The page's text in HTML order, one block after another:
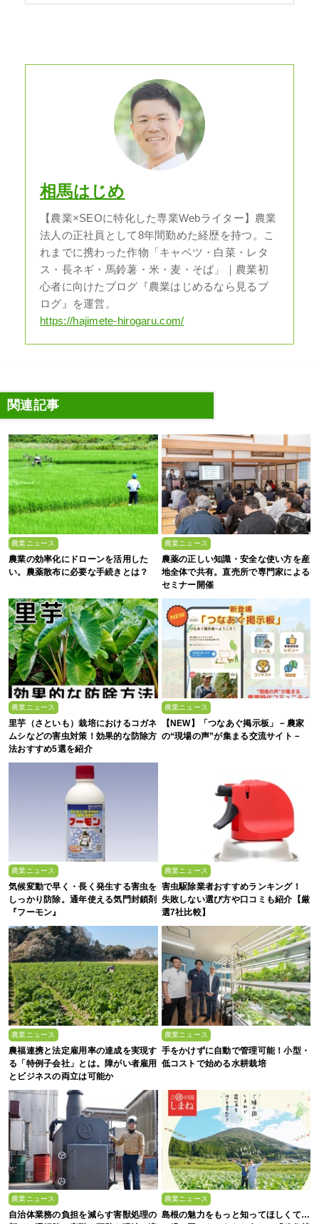
相馬はじめ
【農業×SEOに特化した専業Webライター】農業
法人の正社員として8年間勤めた経歴を持つ。こ
れまでに携わった作物「キャベツ・白菜・レタ
ス・長ネギ・馬鈴薯・米・麦・そば」｜農業初
心者に向けたブログ『農業はじめるなら見るブ
ログ』を運営。
https://hajimete-hirogaru.com/
関連記事
農業ニュース
農業の効率化にドローンを活用した
い。農薬散布に必要な手続きとは？
農業ニュース
農薬の正しい知識・安全な使い方を産
地全体で共有。直売所で専門家による
セミナー開催
農業ニュース
里芋（さといも）栽培におけるコガネ
ムシなどの害虫対策！効果的な防除方
法おすすめ5選を紹介
農業ニュース
【NEW】「つなあぐ掲示板」－農家
の“現場の声”が集まる交流サイト－
農業ニュース
気候変動で早く・長く発生する害虫を
しっかり防除。通年使える気門封鎖剤
『フーモン』
農業ニュース
害虫駆除業者おすすめランキング！
失敗しない選び方や口コミも紹介【厳
選7社比較】
農業ニュース
農福連携と法定雇用率の達成を実現す
る「特例子会社」とは。障がい者雇用
とビジネスの両立は可能か
農業ニュース
手をかけずに自動で管理可能！小型・
低コストで始める水耕栽培
農業ニュース
自治体業務の負担を減らす害獣処理の
農業ニュース
島根の魅力をもっと知ってほしくて…